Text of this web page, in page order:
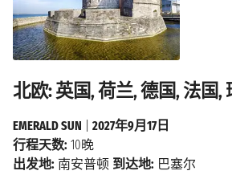
北欧: 英国, 荷兰, 德国, 法国,
EMERALD SUN
2027年9月17日
行程天数: 10晚
出发地: 南安普顿 到达地: 巴塞尔